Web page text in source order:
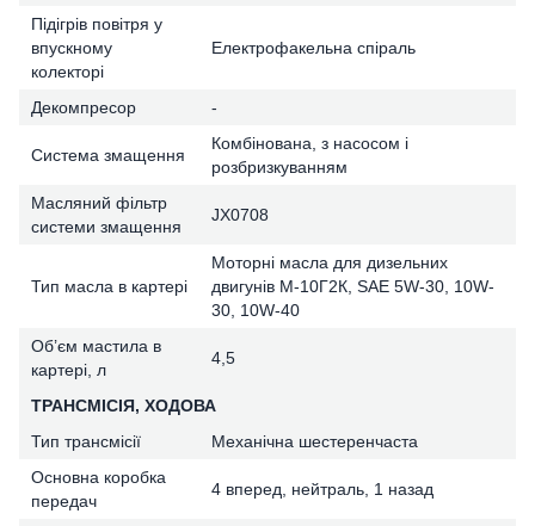
Підігрів повітря у
впускному
колекторі
Електрофакельна спіраль
Декомпресор -
Система змащення
Комбінована, з насосом і
розбризкуванням
Масляний фільтр
системи змащення
JX0708
Тип масла в картері
Моторні масла для дизельних
двигунів М-10Г2К, SAE 5W-30, 10W-
30, 10W-40
Об’єм мастила в
картері, л
4,5
ТРАНСМІСІЯ, ХОДОВА
Тип трансмісії
Механічна шестеренчаста
Основна коробка
передач
4 вперед, нейтраль, 1 назад